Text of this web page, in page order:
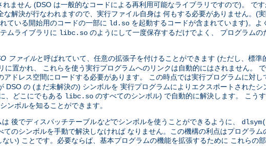
ません (DSO は一般的なコードによる再利用可能なライブラリですので)。 で
解決が行なわれますので、実行ファイル自身は 何もする必要がありません。(
ている開始用のコードの一部に ld.so を起動するコードが含まれています)。よ
ムライブラリに libc.so のようにして一度保存するだけでよく、 プログラム
ファイルと呼ばれていて、任意の拡張子を付けることができます (ただし、標準
置かれ、 これらを使う実行プログラムへのリンクは自動的にはされません。
ドレス空間にロードする必要があります。 この時点では実行プログラムに対し
DSO の (まだ未解決の) シンボルを 実行プログラムによりエクスポートされたシ
、どこにでもある libc.so のすべてのシンボル) で自動的に解決します。 こう
ンボルを知ることができます。
後でディスパッチテーブルなどでシンボルを使うことができるように、
のシンボルを手動で解決しなければ なりません。この機構の利点はプログラ
い) ことです。必要ならば、基本プログラムの機能を拡張するために これらの